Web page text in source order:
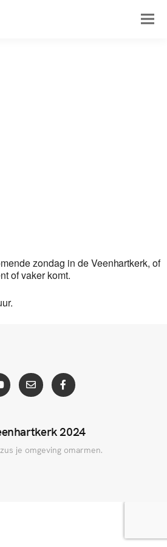
zondag in de Veenhartkerk, of
of vaker komt.
2024
je omgeving omarmen.